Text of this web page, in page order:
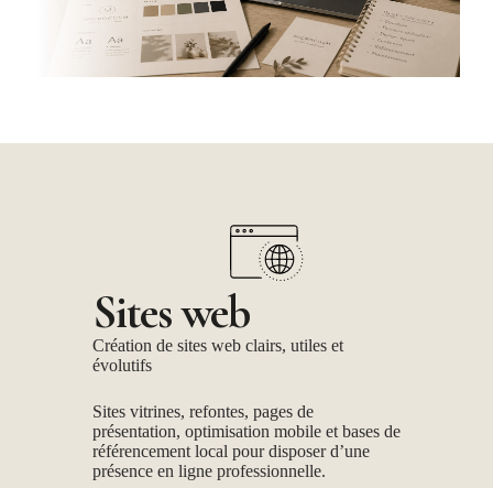
Sites web
Création de sites web clairs, utiles et
évolutifs
Sites vitrines, refontes, pages de
présentation, optimisation mobile et bases de
référencement local pour disposer d’une
présence en ligne professionnelle.